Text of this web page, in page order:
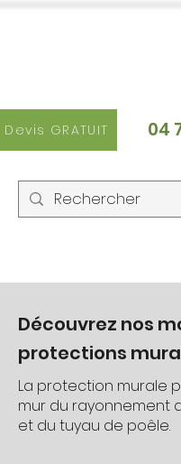
Devis GRATUIT 04
Découvrez nos
protections
La protection murale
mur du rayonnement
et du tuyau de poêle.